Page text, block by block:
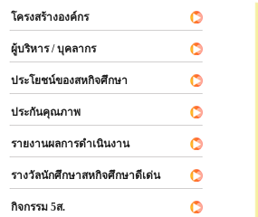
โครงสร้างองค์กร
ผู้บริหาร / บุคลากร
ประโยชน์ของสหกิจศึกษา
ประกันคุณภาพ
รายงานผลการดำเนินงาน
รางวัลนักศึกษาสหกิจศึกษาดีเด่น
กิจกรรม 5ส.